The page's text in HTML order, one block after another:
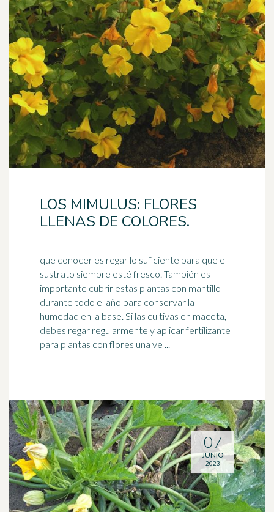
LOS MIMULUS: FLORES
LLENAS DE COLORES.
que conocer es regar lo suficiente para que el
sustrato siempre esté fresco. También es
importante cubrir estas plantas con mantillo
durante todo el año para conservar la
humedad en la base. Si las cultivas en maceta,
debes regar regularmente y aplicar fertilizante
para plantas con flores una ve ...
07
JUNIO
2023